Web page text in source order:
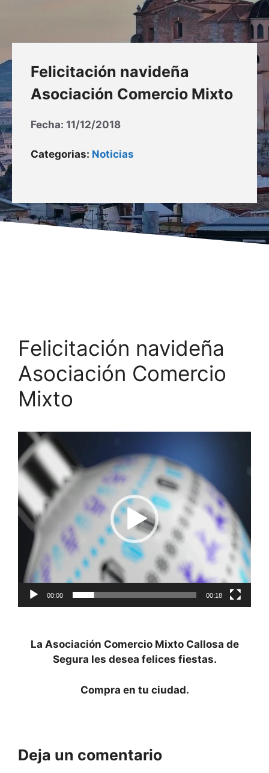
Felicitación navideña
Asociación Comercio Mixto
Fecha: 11/12/2018
Categorias: Noticias
Felicitación navideña
Asociación Comercio
Mixto
Reproductor
de
vídeo
00:00 00:18
La Asociación Comercio Mixto Callosa de
Segura les desea felices fiestas.
Compra en tu ciudad.
Deja un comentario